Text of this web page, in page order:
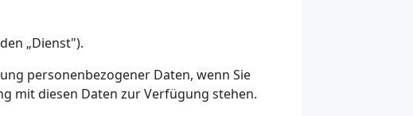
„Dienst").
personenbezogener Daten, wenn Sie
mit diesen Daten zur Verfügung stehen.